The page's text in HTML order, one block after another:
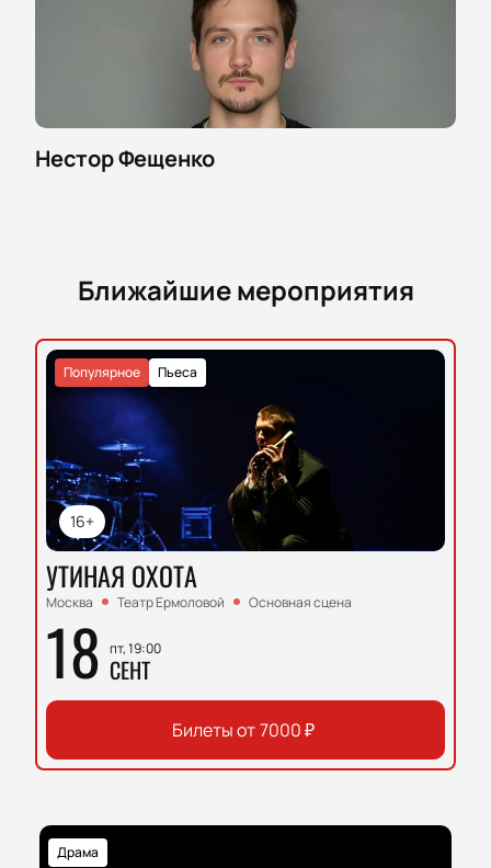
Нестор Фещенко
Ближайшие мероприятия
16+
Пьеса
Популярное
УТИНАЯ ОХОТА
Москва Театр Ермоловой Основная сцена
18 пт, 19:00
СЕНТ
Билеты от7000₽
Драма